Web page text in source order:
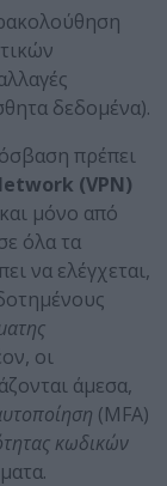
δεδομένα).
πρέπει
(VPN)
μόνο από
όλα τα
να ελέγχεται,
οι
άμεσα,
(MFA)
κωδικών